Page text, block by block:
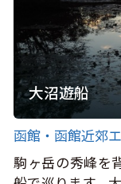
大沼遊船
函館・函館近郊
駒ヶ岳の秀峰を